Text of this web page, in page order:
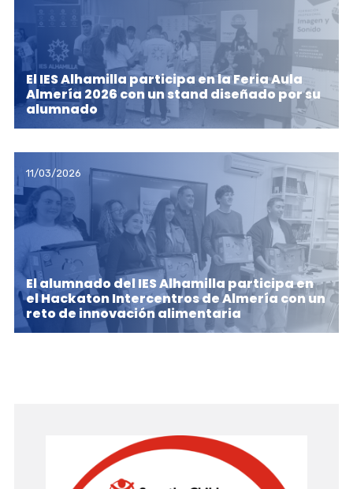
El IES Alhamilla participa en la Feria Aula
Almería 2026 con un stand diseñado por su
alumnado
11/03/2026
El alumnado del IES Alhamilla participa en
el Hackaton Intercentros de Almería con un
reto de innovación alimentaria